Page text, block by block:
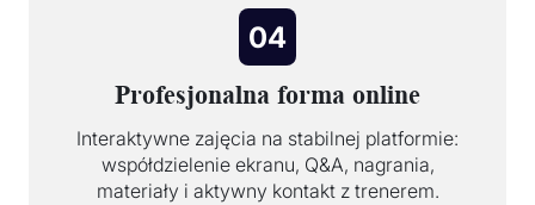
04
Profesjonalna forma online
Interaktywne zajęcia na stabilnej platformie:
współdzielenie ekranu, Q&A, nagrania,
materiały i aktywny kontakt z trenerem.